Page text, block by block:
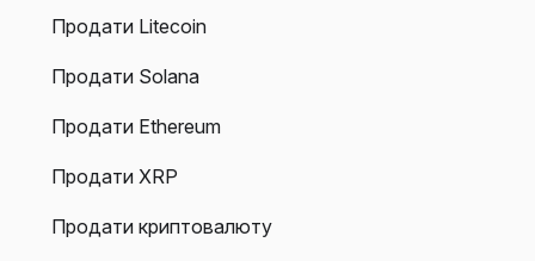
Продати Litecoin
Продати Solana
Продати Ethereum
Продати XRP
Продати криптовалюту